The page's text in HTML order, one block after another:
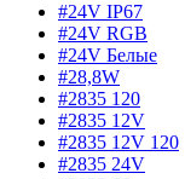
#24V IP67
#24V RGB
#24V Белые
#28,8W
#2835 120
#2835 12V
#2835 12V 120
#2835 24V